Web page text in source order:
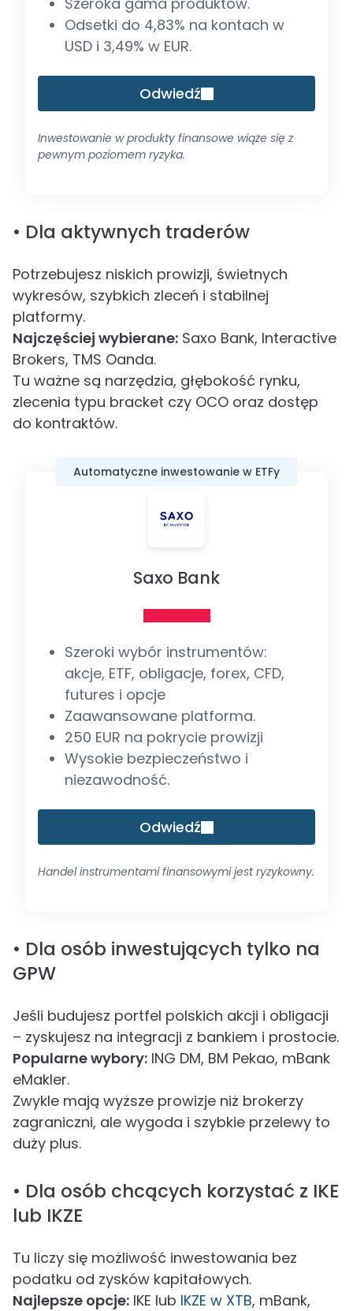
Odsetki do 4,83% na kontach w
USD i 3,49% w EUR.
Odwiedź
Inwestowanie w produkty finansowe wiąże się z
pewnym poziomem ryzyka.
• Dla aktywnych traderów
Potrzebujesz niskich prowizji, świetnych
wykresów, szybkich zleceń i stabilnej
platformy.
Najczęściej wybierane: Saxo Bank, Interactive
Brokers, TMS Oanda.
Tu ważne są narzędzia, głębokość rynku,
zlecenia typu bracket czy OCO oraz dostęp
do kontraktów.
Automatyczne inwestowanie w ETFy
Saxo Bank
Szeroki wybór instrumentów:
akcje, ETF, obligacje, forex, CFD,
futures i opcje
Zaawansowane platforma.
250 EUR na pokrycie prowizji
Wysokie bezpieczeństwo i
niezawodność.
Odwiedź
Handel instrumentami finansowymi jest ryzykowny.
• Dla osób inwestujących tylko na
GPW
Jeśli budujesz portfel polskich akcji i obligacji
– zyskujesz na integracji z bankiem i prostocie.
Popularne wybory: ING DM, BM Pekao, mBank
eMakler.
Zwykle mają wyższe prowizje niż brokerzy
zagraniczni, ale wygoda i szybkie przelewy to
duży plus.
• Dla osób chcących korzystać z IKE
lub IKZE
Tu liczy się możliwość inwestowania bez
podatku od zysków kapitałowych.
Najlepsze opcje: IKE lub IKZE w XTB, mBank,